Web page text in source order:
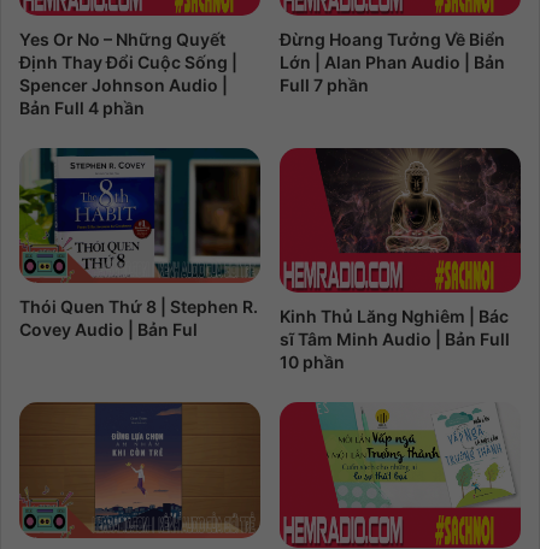
Yes Or No – Những Quyết
Định Thay Đổi Cuộc Sống |
Spencer Johnson Audio |
Bản Full 4 phần
Đừng Hoang Tưởng Về Biển
Lớn | Alan Phan Audio | Bản
Full 7 phần
Thói Quen Thứ 8 | Stephen R.
Covey Audio | Bản Ful
Kinh Thủ Lăng Nghiêm | Bác
sĩ Tâm Minh Audio | Bản Full
10 phần